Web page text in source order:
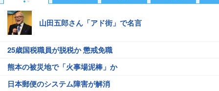
山田五郎さん「アド街」で名言
25歳国税職員が脱税か 懲戒免職
熊本の被災地で「火事場泥棒」か
日本郵便のシステム障害が解消